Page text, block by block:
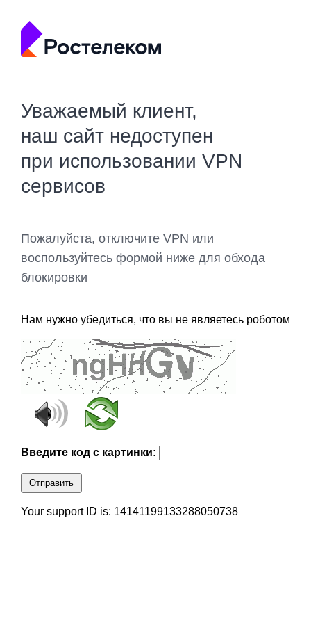
Уважаемый клиент,
наш сайт недоступен
при использовании VPN
сервисов
Пожалуйста, отключите VPN или
воспользуйтесь формой ниже для обхода
блокировки
Нам нужно убедиться, что вы не являетесь роботом
Введите код с картинки:
Отправить
Your support ID is: 14141199133288050738